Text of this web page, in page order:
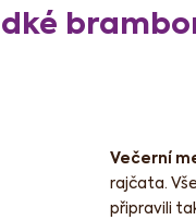
Večerní
rajčata.
připravili